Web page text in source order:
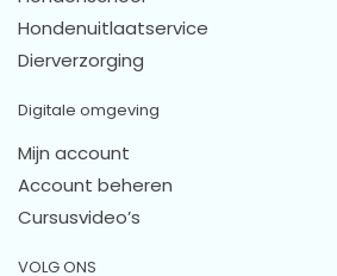
Hondenuitlaatservice
Dierverzorging
Digitale omgeving
Mijn account
Account beheren
Cursusvideo’s
VOLG ONS